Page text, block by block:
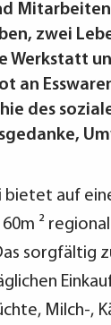
zwei
Werkstatt
an
des
auf
²
sorgfältig
Milch-,